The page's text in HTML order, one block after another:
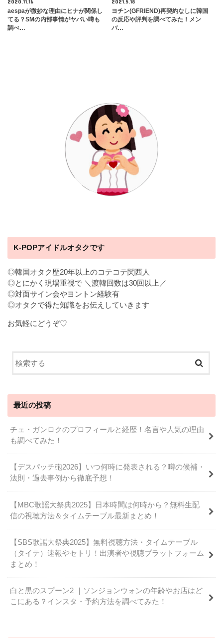
2020.11.16
aespaが微妙な理由にヒナが関係し
てる？SMの内部事情がヤバい噂も
調べ…
2021.5.18
ヨチン(GFRIEND)再契約なしに韓国
の反応や評判を調べてみた！メン
バ…
K-POPアイドルオタクです
◎韓国オタク歴20年以上のコテコテ関西人
◎とにかく現場重視で ＼渡韓回数は30回以上／
◎対面サイン会やヨントン経験有
◎オタクで得た知識をお伝えしていきます
お気軽にどうぞ♡
最近の投稿
チェ・ガンロクのプロフィールと経歴！名言や人気の理由
も調べてみた！
【デスパッチ砲2026】いつ何時に発表される？噂の候補・
法則・過去事例から徹底予想！
【MBC歌謡大祭典2025】日本時間は何時から？無料生配
信の視聴方法＆タイムテーブル最新まとめ！
【SBS歌謡大祭典2025】無料視聴方法・タイムテーブル
（タイテ）速報やセトリ！出演者や視聴プラットフォーム
まとめ！
白と黒のスプーン2 ｜ソンジョンウォンの年齢やお店はど
こにある？インスタ・予約方法を調べてみた！